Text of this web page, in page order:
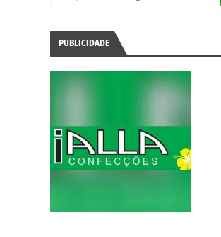
PUBLICIDADE